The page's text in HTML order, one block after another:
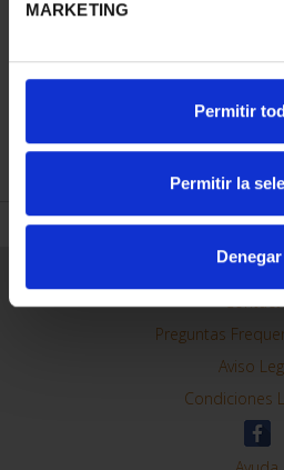
MARKETING
Permitir
Permitir la
Denegar
ORDENAR POR:
REFINAR
Preguntas
Aviso
Condiciones